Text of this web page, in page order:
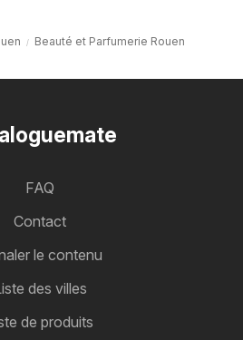
Beauté et Parfumerie Rouen
FAQ
Contact
le contenu
des villes
de produits